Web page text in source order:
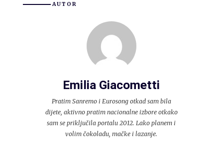
AUTOR
Emilia Giacometti
Pratim Sanremo i Eurosong otkad sam bila
dijete, aktivno pratim nacionalne izbore otkako
sam se priključila portalu 2012. Lako planem i
volim čokoladu, mačke i lazanje.